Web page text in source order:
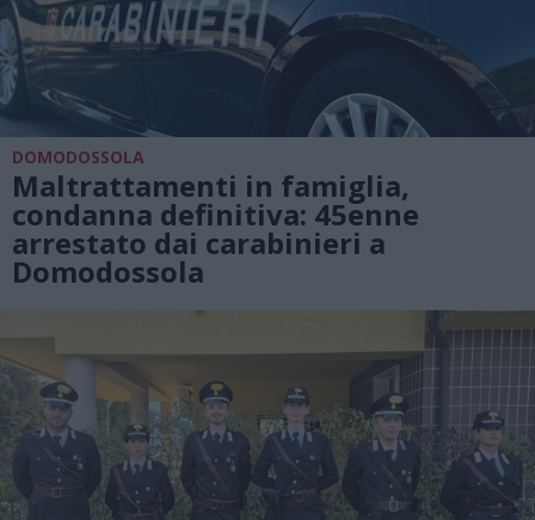
DOMODOSSOLA
Maltrattamenti in famiglia,
condanna definitiva: 45enne
arrestato dai carabinieri a
Domodossola